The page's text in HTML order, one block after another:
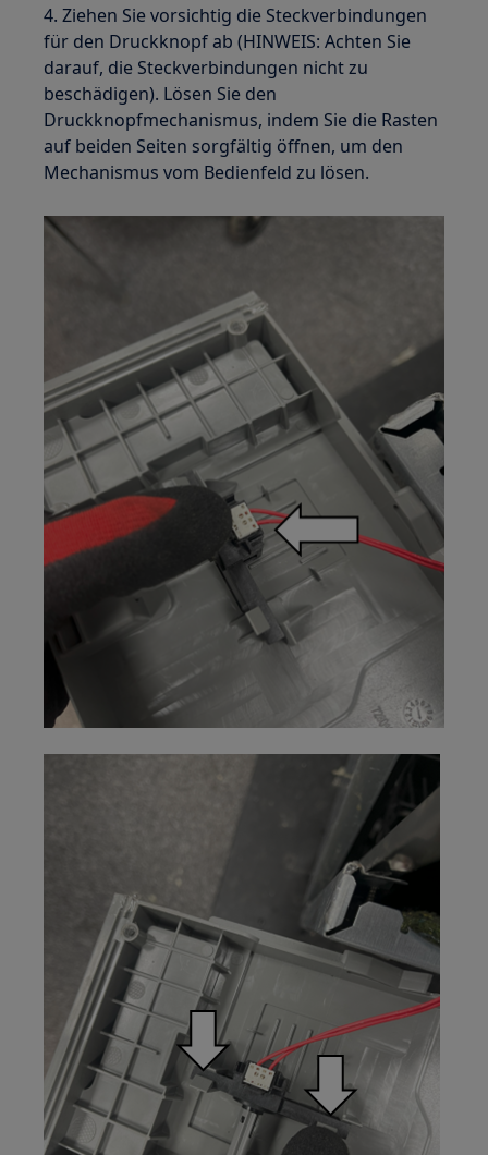
4. Ziehen Sie vorsichtig die Steckverbindungen
für den Druckknopf ab (HINWEIS: Achten Sie
darauf, die Steckverbindungen nicht zu
beschädigen). Lösen Sie den
Druckknopfmechanismus, indem Sie die Rasten
auf beiden Seiten sorgfältig öffnen, um den
Mechanismus vom Bedienfeld zu lösen.